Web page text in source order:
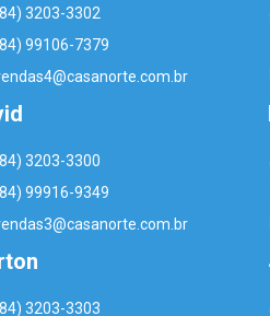
3203-3302
99106-7379
3203-3300
99916-9349
3203-3303